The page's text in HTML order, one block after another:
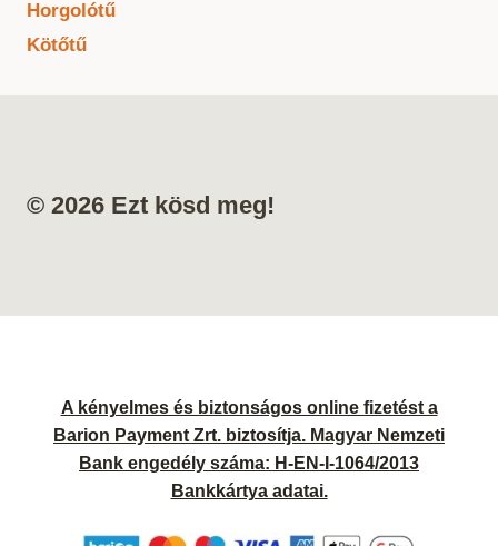
Horgolótű
Kötőtű
© 2026 Ezt kösd meg!
A kényelmes és biztonságos online fizetést a
Barion Payment Zrt. biztosítja. Magyar Nemzeti
Bank engedély száma: H-EN-I-1064/2013
Bankkártya adatai.